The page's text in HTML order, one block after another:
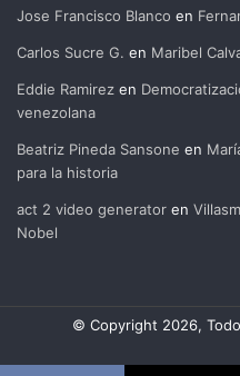
Jose Francisco Blanco en
Carlos Sucre G. en Maribel
Eddie Ramirez en
venezolana
Beatriz Pineda Sansone en
para la historia
act 2 video generator en
Nobel
© Copyright 2026,